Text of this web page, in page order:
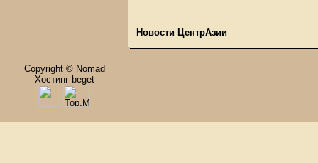
Новости ЦентрАзии
Copyright © Nomad
Хостинг beget